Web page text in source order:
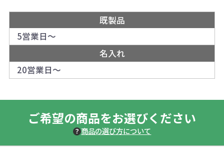
既製品
5営業日～
名入れ
20営業日～
ご希望の商品をお選びください
商品の選び方について